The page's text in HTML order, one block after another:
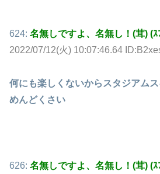
624: 名無しですよ、名無し！(茸) (
2022/07/12(火) 10:07:46.64
何にも楽しくないからスタジアム
めんどくさい
626: 名無しですよ、名無し！(茸) (